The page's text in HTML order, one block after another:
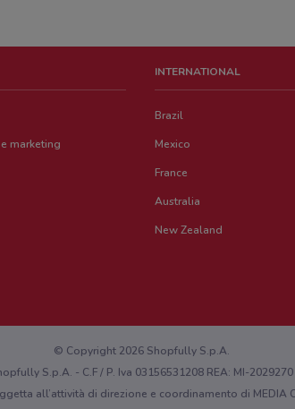
marketing
INTERNATIONAL
Brazil
Mexico
France
Australia
New Zealand
© Copyright 2026 Shopfully S.p.A.
S.p.A. - C.F / P. Iva 03156531208 REA: MI-2029270
all’attività di direzione e coordinamento di MEDIA